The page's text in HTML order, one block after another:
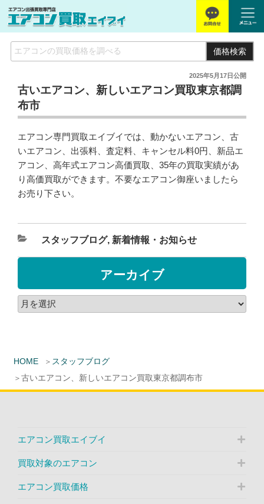
価格検索
HOME
スタッフブログ
古いエアコン、新しいエアコン買取東京都調布市
2025年5月17日公開
古いエアコン、新しいエアコン買取東京都調
布市
エアコン専門買取エイブイでは、動かないエアコン、古
いエアコン、出張料、査定料、キャンセル料0円、新品エ
アコン、高年式エアコン高価買取、35年の買取実績があ
り高価買取ができます。不要なエアコン御座いましたら
お売り下さい。
スタッフブログ, 新着情報・お知らせ
アーカイブ
エアコン買取エイブイ
買取対象のエアコン
エアコン買取価格